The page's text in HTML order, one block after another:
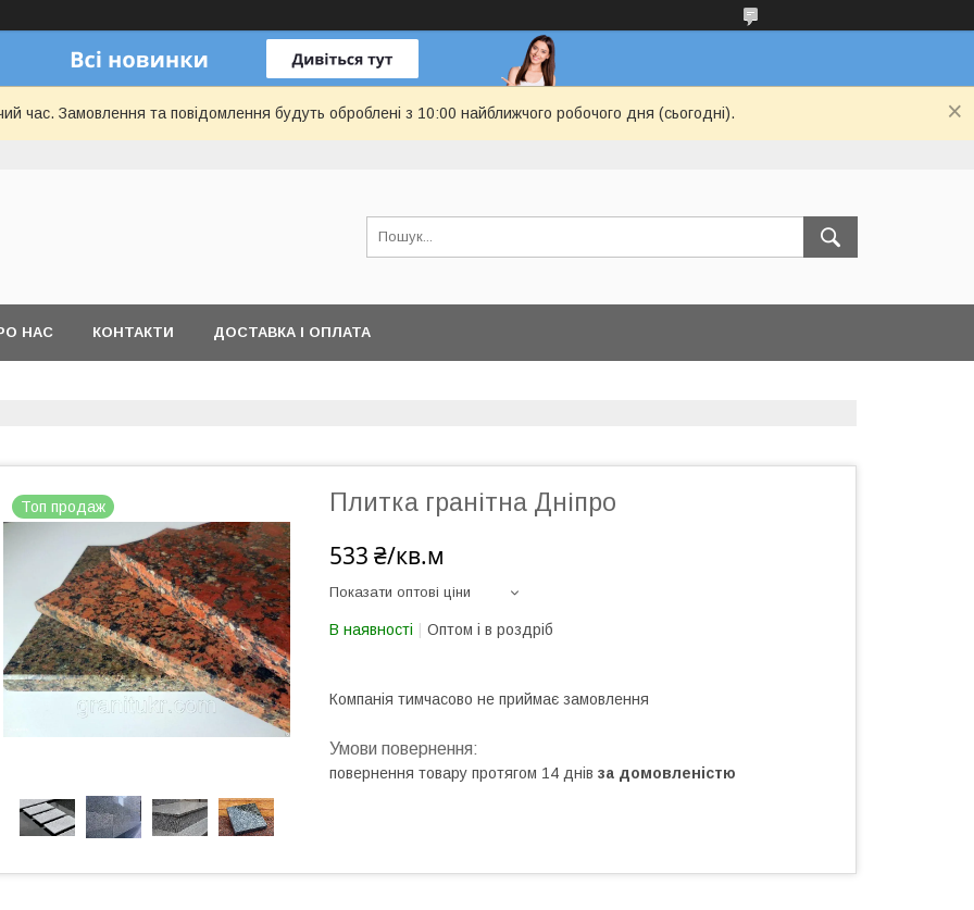
час. Замовлення та повідомлення будуть оброблені з 10:00 найближчого робочого дня (сьогодні).
НАС КОНТАКТИ ДОСТАВКА І ОПЛАТА
Топ продаж Плитка гранітна Дніпро
533 ₴/кв.м
Показати оптові ціни
В наявності Оптом і в роздріб
Компанія тимчасово не приймає замовлення
повернення товару протягом 14 днів за домовленістю